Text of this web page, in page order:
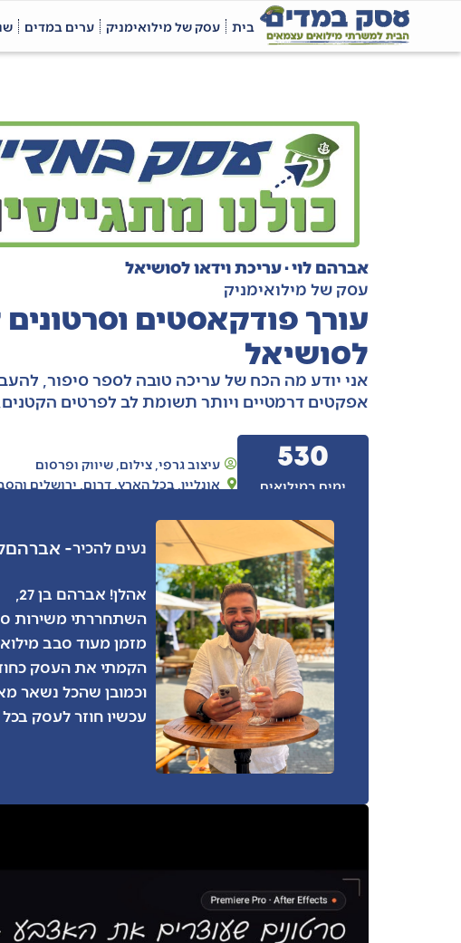
בית עסק של מילואימניק ערים במדים
אברהם לוי · עריכת וידאו לסושיאל
עסק של מילואימניק
עורך פודקאסטים
לסושיאל
אני יודע מה הכח של עריכה טובה לספר סיפור,
אפקטים דרמטיים ויותר תשומת לב לפרטים הקטנים,
עיצוב גרפי צילום שיווק ופרסום
אונליין בכל הארץ דרום ירושלים ימים במילואים
530
נעים להכיר- אברהם
אהלן! אברהם בן 27,
השתחררתי משירות
מזמן מעוד סבב
הקמתי את העסק
וכמובן שהכל נשאר
עכשיו חוזר לעסק